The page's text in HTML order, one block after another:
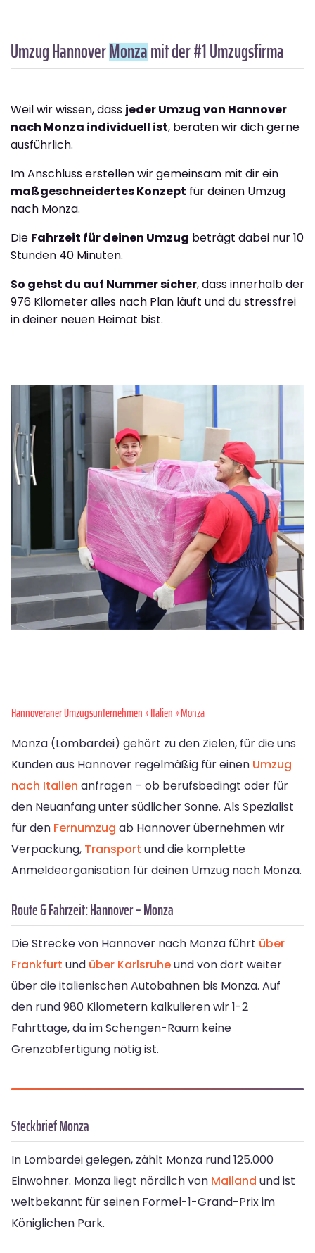
Umzug HannoverMonzamit der #1 Umzugsfirma
Weil wir wissen, dass jeder Umzug von Hannover
nach Monza individuell ist, beraten wir dich gerne
ausführlich.
Im Anschluss erstellen wir gemeinsam mit dir ein
maßgeschneidertes Konzept für deinen Umzug
nach Monza.
Die Fahrzeit für deinen Umzug beträgt dabei nur 10
Stunden 40 Minuten.
So gehst du auf Nummer sicher, dass innerhalb der
976 Kilometer alles nach Plan läuft und du stressfrei
in deiner neuen Heimat bist.
Hannoveraner Umzugsunternehmen»Italien» Monza
Monza (Lombardei) gehört zu den Zielen, für die uns
Kunden aus Hannover regelmäßig für einen Umzug
nach Italien anfragen – ob berufsbedingt oder für
den Neuanfang unter südlicher Sonne. Als Spezialist
für den Fernumzug ab Hannover übernehmen wir
Verpackung, Transport und die komplette
Anmeldeorganisation für deinen Umzug nach Monza.
Route & Fahrzeit: Hannover – Monza
Die Strecke von Hannover nach Monza führt über
Frankfurt und über Karlsruheund von dort weiter
über die italienischen Autobahnen bis Monza. Auf
den rund 980 Kilometern kalkulieren wir 1-2
Fahrttage, da im Schengen-Raum keine
Grenzabfertigung nötig ist.
Steckbrief Monza
In Lombardei gelegen, zählt Monza rund 125.000
Einwohner. Monza liegt nördlich von Mailand und ist
weltbekannt für seinen Formel-1-Grand-Prix im
Königlichen Park.